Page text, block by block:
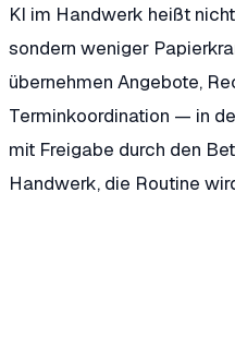
KI im Handwerk heißt
sondern weniger
übernehmen Angebote,
Terminkoordination — in
mit Freigabe durch den
Handwerk, die Routine